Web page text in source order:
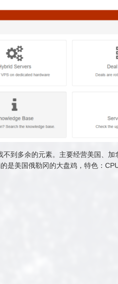
到多余的元素。主要经营美国、加
是美国俄勒冈的大盘鸡，特色：